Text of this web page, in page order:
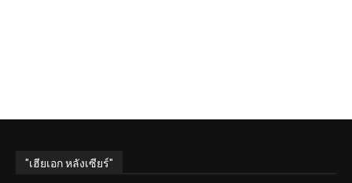
"เฮียเอก หลังเซียร์"